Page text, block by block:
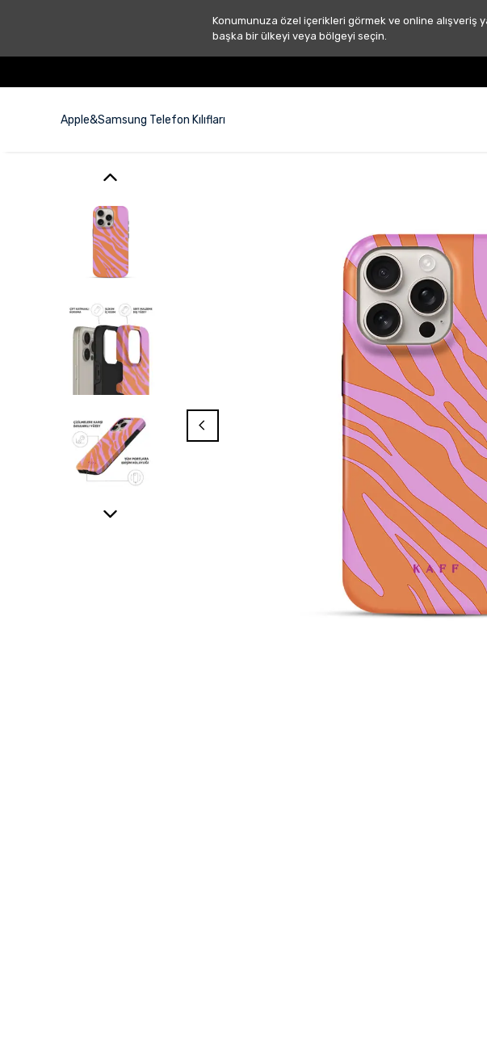
Konumunuza özel içerikleri görmek ve online alışveriş
başka bir ülkeyi veya bölgeyi seçin.
Apple&Samsung Telefon Kılıfları
Galactic Outline